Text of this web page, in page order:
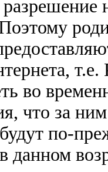
во
что за
по-
данном